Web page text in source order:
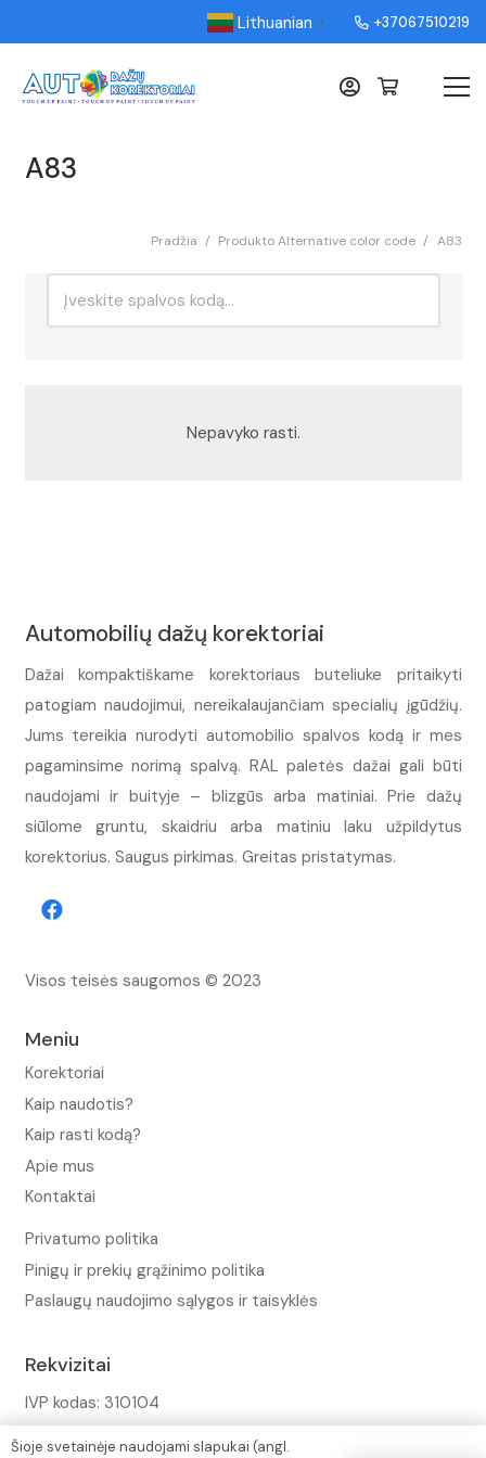
Lithuanian ▼ +37067510219
A83
Pradžia / Produkto Alternative color code / A83
Nepavyko rasti.
Automobilių dažų korektoriai
Dažai kompaktiškame korektoriaus buteliuke pritaikyti
patogiam naudojimui, nereikalaujančiam specialių įgūdžių.
Jums tereikia nurodyti automobilio spalvos kodą ir mes
pagaminsime norimą spalvą. RAL paletės dažai gali būti
naudojami ir buityje – blizgūs arba matiniai. Prie dažų
siūlome gruntu, skaidriu arba matiniu laku užpildytus
korektorius. Saugus pirkimas. Greitas pristatymas.
Visos teisės saugomos © 2023
Meniu
Korektoriai
Kaip naudotis?
Kaip rasti kodą?
Apie mus
Kontaktai
Privatumo politika
Pinigų ir prekių grąžinimo politika
Paslaugų naudojimo sąlygos ir taisyklės
Rekvizitai
IVP kodas: 310104
Šioje svetainėje naudojami slapukai (angl.